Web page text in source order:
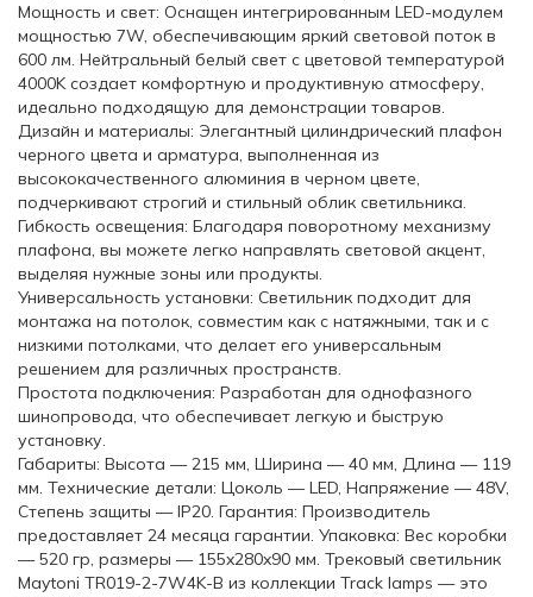
Мощность и свет: Оснащен интегрированным LED-модулем
мощностью 7W, обеспечивающим яркий световой поток в
600 лм. Нейтральный белый свет с цветовой температурой
4000K создает комфортную и продуктивную атмосферу,
идеально подходящую для демонстрации товаров.
Дизайн и материалы: Элегантный цилиндрический плафон
черного цвета и арматура, выполненная из
высококачественного алюминия в черном цвете,
подчеркивают строгий и стильный облик светильника.
Гибкость освещения: Благодаря поворотному механизму
плафона, вы можете легко направлять световой акцент,
выделяя нужные зоны или продукты.
Универсальность установки: Светильник подходит для
монтажа на потолок, совместим как с натяжными, так и с
низкими потолками, что делает его универсальным
решением для различных пространств.
Простота подключения: Разработан для однофазного
шинопровода, что обеспечивает легкую и быструю
установку.
Габариты: Высота — 215 мм, Ширина — 40 мм, Длина — 119
мм. Технические детали: Цоколь — LED, Напряжение — 48V,
Степень защиты — IP20. Гарантия: Производитель
предоставляет 24 месяца гарантии. Упаковка: Вес коробки
— 520 гр, размеры — 155x280x90 мм. Трековый светильник
Maytoni TR019-2-7W4K-B из коллекции Track lamps — это